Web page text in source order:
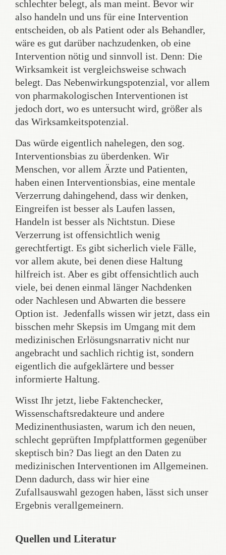
schlechter belegt, als man meint. Bevor wir
also handeln und uns für eine Intervention
entscheiden, ob als Patient oder als Behandler,
wäre es gut darüber nachzudenken, ob eine
Intervention nötig und sinnvoll ist. Denn: Die
Wirksamkeit ist vergleichsweise schwach
belegt. Das Nebenwirkungspotenzial, vor allem
von pharmakologischen Interventionen ist
jedoch dort, wo es untersucht wird, größer als
das Wirksamkeitspotenzial.
Das würde eigentlich nahelegen, den sog.
Interventionsbias zu überdenken. Wir
Menschen, vor allem Ärzte und Patienten,
haben einen Interventionsbias, eine mentale
Verzerrung dahingehend, dass wir denken,
Eingreifen ist besser als Laufen lassen,
Handeln ist besser als Nichtstun. Diese
Verzerrung ist offensichtlich wenig
gerechtfertigt. Es gibt sicherlich viele Fälle,
vor allem akute, bei denen diese Haltung
hilfreich ist. Aber es gibt offensichtlich auch
viele, bei denen einmal länger Nachdenken
oder Nachlesen und Abwarten die bessere
Option ist. Jedenfalls wissen wir jetzt, dass ein
bisschen mehr Skepsis im Umgang mit dem
medizinischen Erlösungsnarrativ nicht nur
angebracht und sachlich richtig ist, sondern
eigentlich die aufgeklärtere und besser
informierte Haltung.
Wisst Ihr jetzt, liebe Faktenchecker,
Wissenschaftsredakteure und andere
Medizinenthusiasten, warum ich den neuen,
schlecht geprüften Impfplattformen gegenüber
skeptisch bin? Das liegt an den Daten zu
medizinischen Interventionen im Allgemeinen.
Denn dadurch, dass wir hier eine
Zufallsauswahl gezogen haben, lässt sich unser
Ergebnis verallgemeinern.
Quellen und Literatur